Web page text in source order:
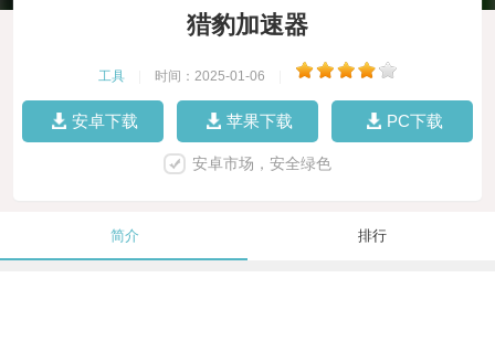
猎豹加速器
工具 时间：2025-01-06
安卓下载 苹果下载 PC下载
安卓市场，安全绿色
简介 排行